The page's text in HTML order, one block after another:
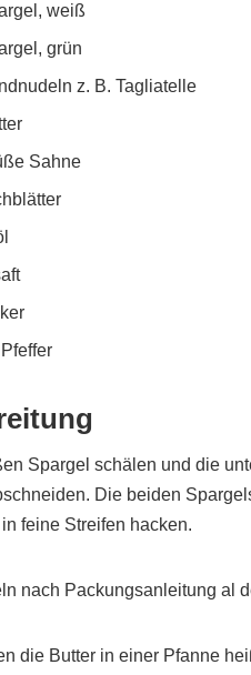
weiß
grün
z. B. Tagliatelle
Sahne
Spargel schälen und die
Die beiden
feine Streifen hacken.
nach Packungsanleitung al
die Butter in einer Pfanne